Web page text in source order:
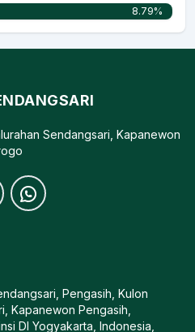
8.79%
Sendangsari, Kapanewon
Pengasih, Kulon
Kapanewon Pengasih,
DI Yogyakarta, Indonesia,